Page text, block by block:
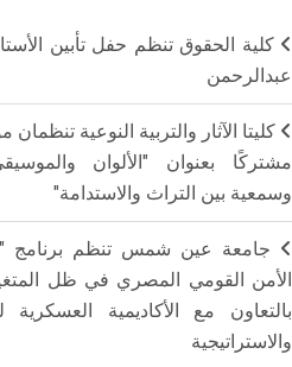
كلية الحقوق تنظم حفل تأبين
عبدالرحمن
كليتا الآثار والتربية النوعية تنظمان
مشتركًا بعنوان "الألوان
وسمعية بين التراث والاستدامة"
جامعة عين شمس تنظم برنامج
الأمن القومي المصري في ظل
بالتعاون مع الأكاديمية العسكرية
والاستراتيجية